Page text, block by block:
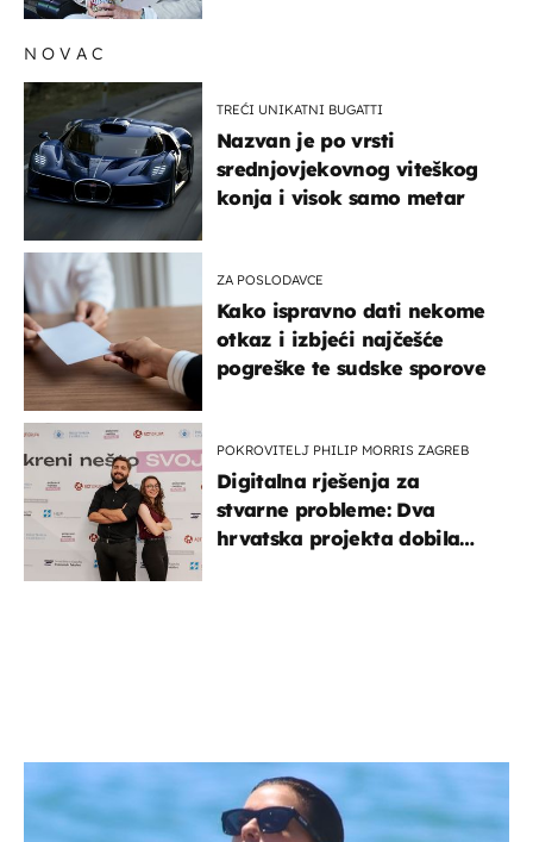
NOVAC
TREĆI UNIKATNI BUGATTI
Nazvan je po vrsti
srednjovjekovnog viteškog
konja i visok samo metar
ZA POSLODAVCE
Kako ispravno dati nekome
otkaz i izbjeći najčešće
pogreške te sudske sporove
POKROVITELJ PHILIP MORRIS ZAGREB
Digitalna rješenja za
stvarne probleme: Dva
hrvatska projekta dobila